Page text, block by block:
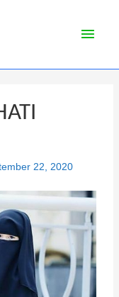
22, 2020